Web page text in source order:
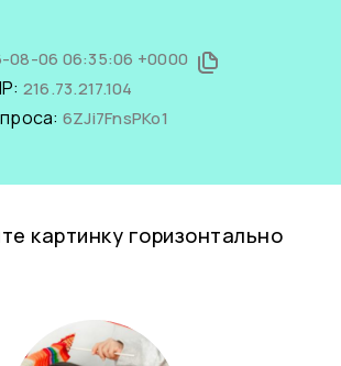
08-06 06:35:06 +0000
216.73.217.104
6ZJi7FnsPKo1
картинку горизонтально